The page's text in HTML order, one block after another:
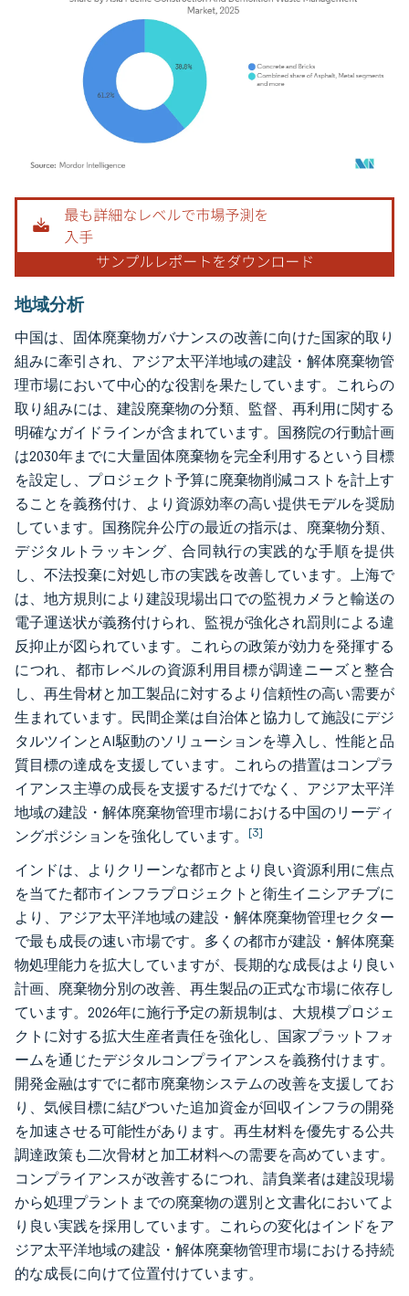
画像 © Mordor Intelligence。再利用にはCC BY 4.0の表示が必要です。
地域分析
中国は、固体廃棄物ガバナンスの改善に向けた国家的取り
組みに牽引され、アジア太平洋地域の建設・解体廃棄物管
理市場において中心的な役割を果たしています。これらの
取り組みには、建設廃棄物の分類、監督、再利用に関する
明確なガイドラインが含まれています。国務院の行動計画
は2030年までに大量固体廃棄物を完全利用するという目標
を設定し、プロジェクト予算に廃棄物削減コストを計上す
ることを義務付け、より資源効率の高い提供モデルを奨励
しています。国務院弁公庁の最近の指示は、廃棄物分類、
デジタルトラッキング、合同執行の実践的な手順を提供
し、不法投棄に対処し市の実践を改善しています。上海で
は、地方規則により建設現場出口での監視カメラと輸送の
電子運送状が義務付けられ、監視が強化され罰則による違
反抑止が図られています。これらの政策が効力を発揮する
につれ、都市レベルの資源利用目標が調達ニーズと整合
し、再生骨材と加工製品に対するより信頼性の高い需要が
生まれています。民間企業は自治体と協力して施設にデジ
タルツインとAI駆動のソリューションを導入し、性能と品
質目標の達成を支援しています。これらの措置はコンプラ
イアンス主導の成長を支援するだけでなく、アジア太平洋
地域の建設・解体廃棄物管理市場における中国のリーディ
ングポジションを強化しています。 [3]
インドは、よりクリーンな都市とより良い資源利用に焦点
を当てた都市インフラプロジェクトと衛生イニシアチブに
より、アジア太平洋地域の建設・解体廃棄物管理セクター
で最も成長の速い市場です。多くの都市が建設・解体廃棄
物処理能力を拡大していますが、長期的な成長はより良い
計画、廃棄物分別の改善、再生製品の正式な市場に依存し
ています。2026年に施行予定の新規制は、大規模プロジェ
クトに対する拡大生産者責任を強化し、国家プラットフォ
ームを通じたデジタルコンプライアンスを義務付けます。
開発金融はすでに都市廃棄物システムの改善を支援してお
り、気候目標に結びついた追加資金が回収インフラの開発
を加速させる可能性があります。再生材料を優先する公共
調達政策も二次骨材と加工材料への需要を高めています。
コンプライアンスが改善するにつれ、請負業者は建設現場
から処理プラントまでの廃棄物の選別と文書化においてよ
り良い実践を採用しています。これらの変化はインドをア
ジア太平洋地域の建設・解体廃棄物管理市場における持続
的な成長に向けて位置付けています。